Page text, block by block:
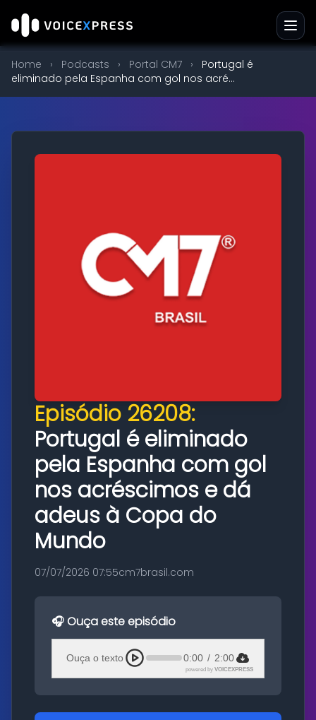
Home › Podcasts › Portal CM7 ›
Portugal é
eliminado pela Espanha com gol nos acré...
Episódio 26208:
Portugal é eliminado
pela Espanha com gol
nos acréscimos e dá
adeus à Copa do
Mundo
07/07/2026 07:55cm7brasil.com
🎧 Ouça este episódio
Ouça o texto 0:00 / 2:00
powered by VOICEXPRESS